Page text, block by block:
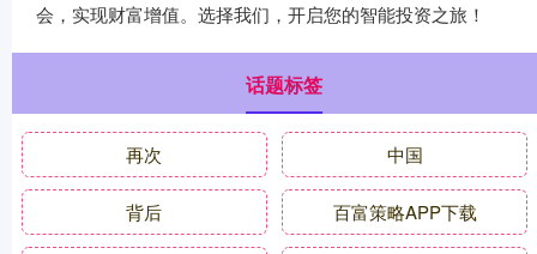
会，实现财富增值。选择我们，开启您的智能投资之旅！
话题标签
再次 中国
背后 百富策略APP下载